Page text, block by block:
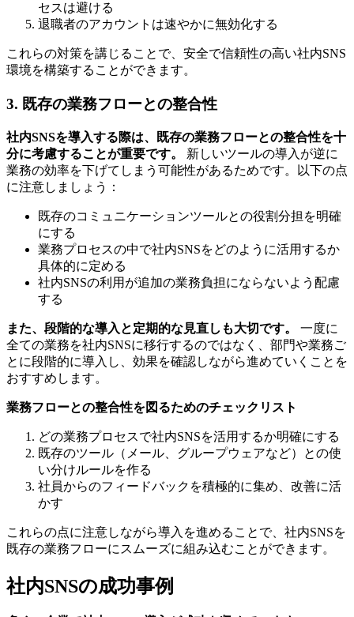
セスは避ける
退職者のアカウントは速やかに無効化する
これらの対策を講じることで、安全で信頼性の高い社内SNS
環境を構築することができます。
3. 既存の業務フローとの整合性
社内SNSを導入する際は、既存の業務フローとの整合性を十
分に考慮することが重要です。
新しいツールの導入が逆に
業務の効率を下げてしまう可能性があるためです。以下の点
に注意しましょう：
既存のコミュニケーションツールとの役割分担を明確
にする
業務プロセスの中で社内SNSをどのように活用するか
具体的に定める
社内SNSの利用が追加の業務負担にならないよう配慮
する
また、段階的な導入と定期的な見直しも大切です。
一度に
全ての業務を社内SNSに移行するのではなく、部門や業務ご
とに段階的に導入し、効果を確認しながら進めていくことを
おすすめします。
業務フローとの整合性を図るためのチェックリスト
どの業務プロセスで社内SNSを活用するか明確にする
既存のツール（メール、グループウェアなど）との使
い分けルールを作る
社員からのフィードバックを積極的に集め、改善に活
かす
これらの点に注意しながら導入を進めることで、社内SNSを
既存の業務フローにスムーズに組み込むことができます。
社内SNSの成功事例